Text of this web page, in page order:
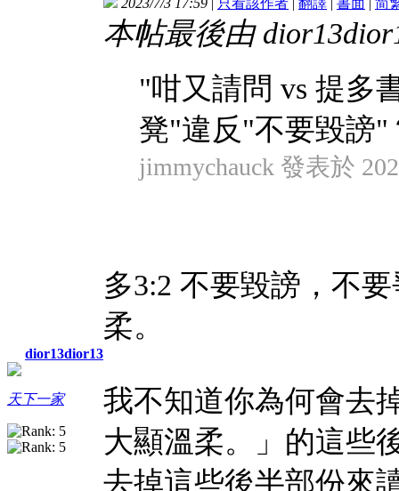
dior13dior13
天下一家
本帖最後由
"咁又請問 vs 提多
凳"違反"不要毀謗"
jimmychauck 發表於
多3:2 不要毀謗，不
柔。
我不知道你為何會去
大顯溫柔。」的這些
去掉這些後半部份來